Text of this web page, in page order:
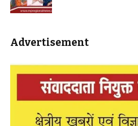
Advertisement